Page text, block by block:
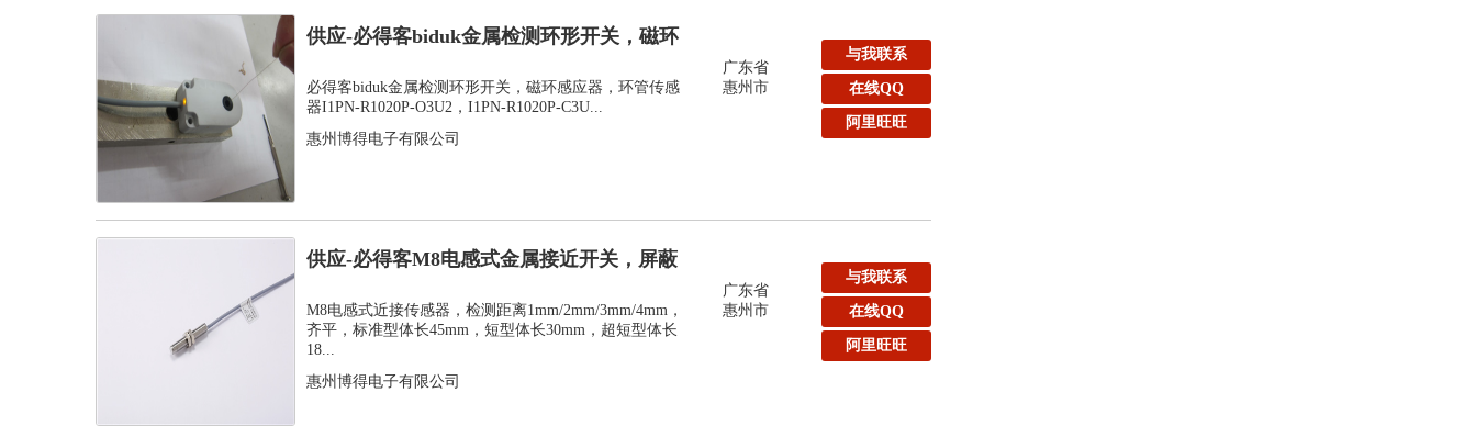
供应-必得客biduk金属检测环形开关，磁环
感应器...
必得客biduk金属检测环形开关，磁环感应器，环管传感
器I1PN-R1020P-O3U2，I1PN-R1020P-C3U...
惠州博得电子有限公司
广东省
惠州市
与我联系
在线QQ
阿里旺旺
供应-必得客M8电感式金属接近开关，屏蔽
式安装检测...
M8电感式近接传感器，检测距离1mm/2mm/3mm/4mm，
齐平，标准型体长45mm，短型体长30mm，超短型体长
18...
惠州博得电子有限公司
广东省
惠州市
与我联系
在线QQ
阿里旺旺